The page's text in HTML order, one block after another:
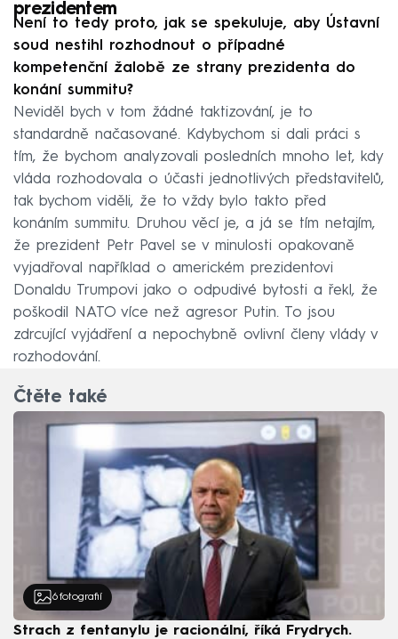
prezidentem
Není to tedy proto, jak se spekuluje, aby Ústavní
soud nestihl rozhodnout o případné
kompetenční žalobě ze strany prezidenta do
konání summitu?
Neviděl bych v tom žádné taktizování, je to
standardně načasované. Kdybychom si dali práci s
tím, že bychom analyzovali posledních mnoho let, kdy
vláda rozhodovala o účasti jednotlivých představitelů,
tak bychom viděli, že to vždy bylo takto před
konáním summitu. Druhou věcí je, a já se tím netajím,
že prezident Petr Pavel se v minulosti opakovaně
vyjadřoval například o americkém prezidentovi
Donaldu Trumpovi jako o odpudivé bytosti a řekl, že
poškodil NATO více než agresor Putin. To jsou
zdrcující vyjádření a nepochybně ovlivní členy vlády v
rozhodování.
Čtěte také
6 fotografií
Strach z fentanylu je racionální, říká Frydrych.